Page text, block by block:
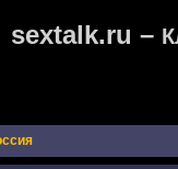
sextalk.ru –